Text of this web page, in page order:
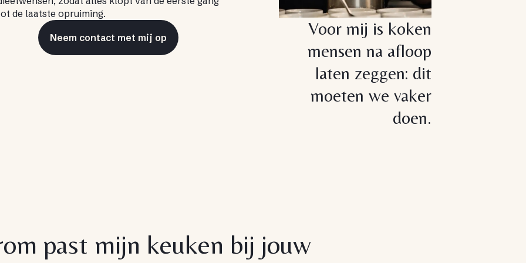
de laatste opruiming.
Neem contact met mij op
Voor mij is koken
mensen na afloop
laten zeggen: dit
moeten we vaker
doen.
past mijn keuken bij jouw